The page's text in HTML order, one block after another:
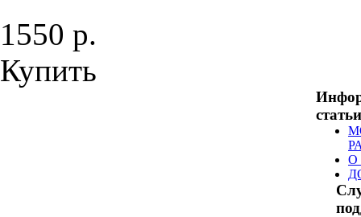
1550 р.
Купить
статьи
О